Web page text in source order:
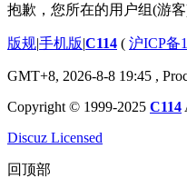
抱歉，您所在的用户组(游
版规|手机版|C114 ( 沪ICP备
GMT+8, 2026-8-8 19:45 ,
Copyright © 1999-2025 C114
Discuz Licensed
回顶部